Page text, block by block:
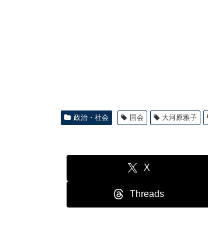
政治・社会 国会 大河原雅子
X
Threads